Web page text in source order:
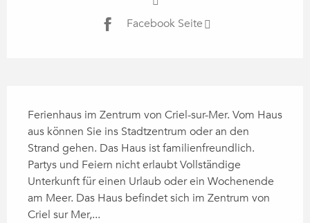
Facebook Seite
Ferienhaus im Zentrum von Criel-sur-Mer. Vom Haus
aus können Sie ins Stadtzentrum oder an den
Strand gehen. Das Haus ist familienfreundlich.
Partys und Feiern nicht erlaubt Vollständige
Unterkunft für einen Urlaub oder ein Wochenende
am Meer. Das Haus befindet sich im Zentrum von
Criel sur Mer,...